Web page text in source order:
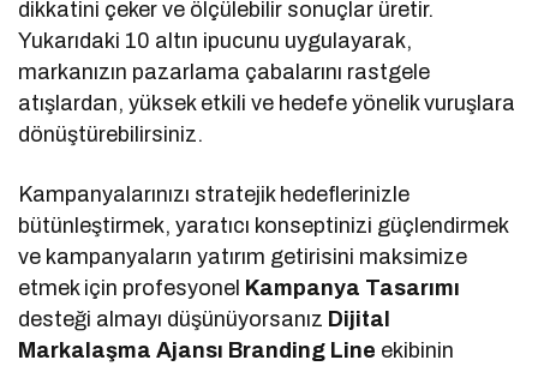
dikkatini çeker ve ölçülebilir sonuçlar üretir.
Yukarıdaki 10 altın ipucunu uygulayarak,
markanızın pazarlama çabalarını rastgele
atışlardan, yüksek etkili ve hedefe yönelik vuruşlara
dönüştürebilirsiniz.
Kampanyalarınızı stratejik hedeflerinizle
bütünleştirmek, yaratıcı konseptinizi güçlendirmek
ve kampanyaların yatırım getirisini maksimize
etmek için profesyonel Kampanya Tasarımı
desteği almayı düşünüyorsanız Dijital
Markalaşma Ajansı Branding Line ekibinin